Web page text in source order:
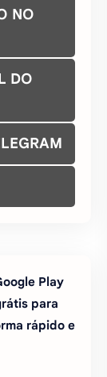
NO
DO
Play
para
rápido e